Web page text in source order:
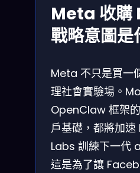
Meta 收購
戰略意圖是
Meta 不只是買一
理社會實驗場。
OpenClaw 框架
戶基礎，都將加
Labs 訓練下一代
這是為了讓